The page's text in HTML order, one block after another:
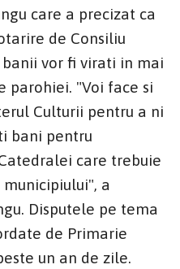
care a precizat ca
de Consiliu
banii vor fi virati in mai
parohiei. "Voi face si
Culturii pentru a ni
bani pentru
care trebuie
a
Disputele pe tema
de Primarie
un an de zile.